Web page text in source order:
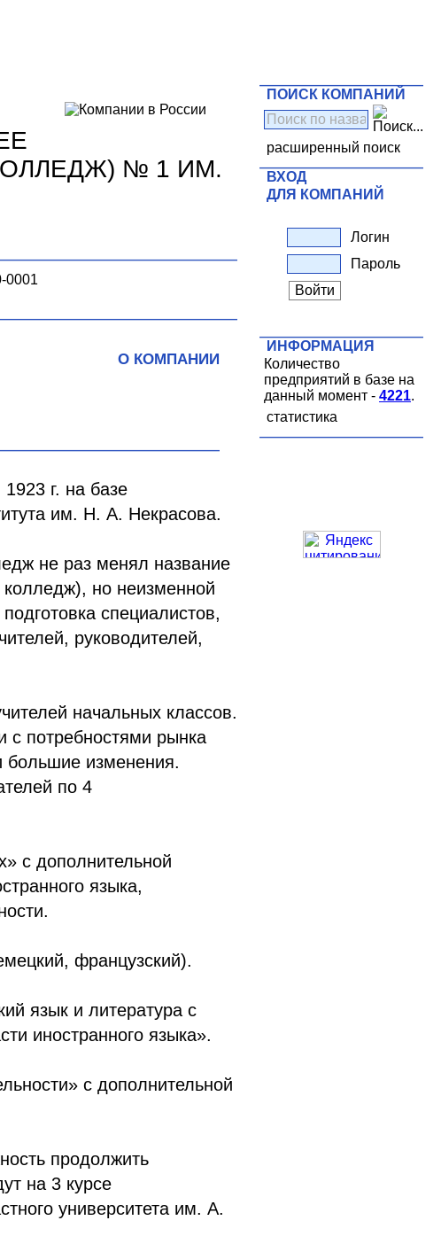
№ 1 ИМ.
0001
О КОМПАНИИ
г. на базе
им. Н. А. Некрасова.
не раз менял название
колледж), но неизменной
специалистов,
руководителей,
начальных классов.
с потребностями рынка
большие изменения.
по 4
с дополнительной
языка,
французский).
язык и литература с
иностранного языка».
с дополнительной
продолжить
на 3 курсе
университета им. А.
ПОИСК КОМПАНИЙ
расширенный поиск
ВХОД
ДЛЯ КОМПАНИЙ
Логин
Пароль
ИНФОРМАЦИЯ
Количество
предприятий в базе на
данный момент - 4221.
статистика